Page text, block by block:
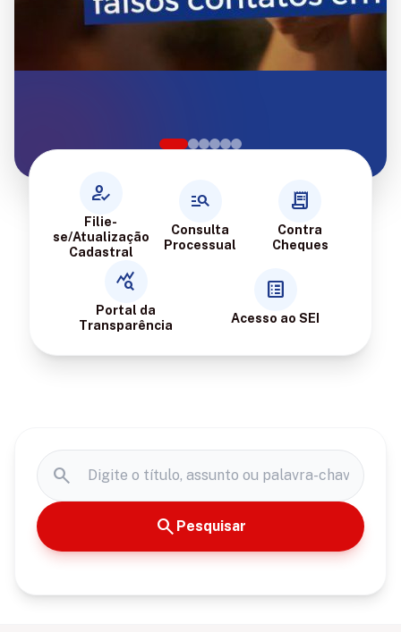
how_to_reg
Filie-
se/Atualização
Cadastral
manage_search
Consulta
Processual
receipt_long
Contra
Cheques
query_stats
Portal da
Transparência
list_alt
Acesso ao SEI
search
search Pesquisar